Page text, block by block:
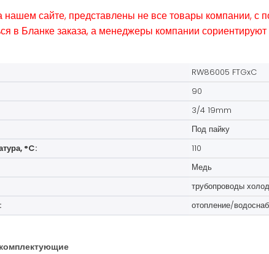
нашем сайте, представлены не все товары компании,
в Бланке заказа, а менеджеры компании
RW86005 FTGxC
90
3/4 19mm
Под пайку
°C:
110
Медь
трубопроводы
отопление/